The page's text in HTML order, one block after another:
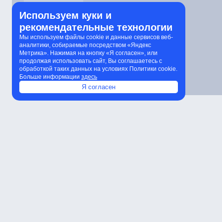
Используем куки и
рекомендательные технологии
Мы используем файлы cookie и данные сервисов веб-
аналитики, собираемые посредством «Яндекс
Метрика». Нажимая на кнопку «Я согласен», или
продолжая использовать сайт, Вы соглашаетесь с
обработкой таких данных на условиях Политики cookie.
Больше информации здесь
Я согласен